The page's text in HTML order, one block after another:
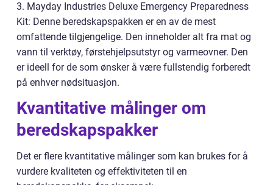
3. Mayday Industries Deluxe Emergency Preparedness
Kit: Denne beredskapspakken er en av de mest
omfattende tilgjengelige. Den inneholder alt fra mat og
vann til verktøy, førstehjelpsutstyr og varmeovner. Den
er ideell for de som ønsker å være fullstendig forberedt
på enhver nødsituasjon.
Kvantitative målinger om
beredskapspakker
Det er flere kvantitative målinger som kan brukes for å
vurdere kvaliteten og effektiviteten til en